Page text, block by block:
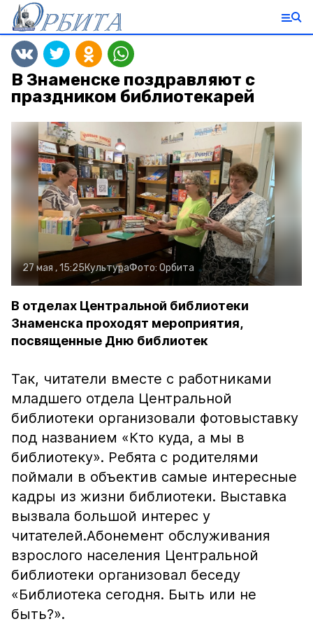
В Знаменске поздравляют с
праздником библиотекарей
27 мая , 15:25КультураФото: Орбита
В отделах Центральной библиотеки
Знаменска проходят мероприятия,
посвященные Дню библиотек
Так, читатели вместе с работниками
младшего отдела Центральной
библиотеки организовали фотовыставку
под названием «Кто куда, а мы в
библиотеку». Ребята с родителями
поймали в объектив самые интересные
кадры из жизни библиотеки. Выставка
вызвала большой интерес у
читателей.Абонемент обслуживания
взрослого населения Центральной
библиотеки организовал беседу
«Библиотека сегодня. Быть или не
быть?».